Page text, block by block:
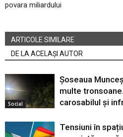
povara miliardului
ARTICOLE SIMILARE
DE LA ACELAȘI AUTOR
Social
Șoseaua
multe
carosabilul și
Tensiuni în